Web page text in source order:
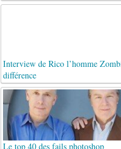
Interview de Rico l’homme
différence
Le top 40 des fails photoshop